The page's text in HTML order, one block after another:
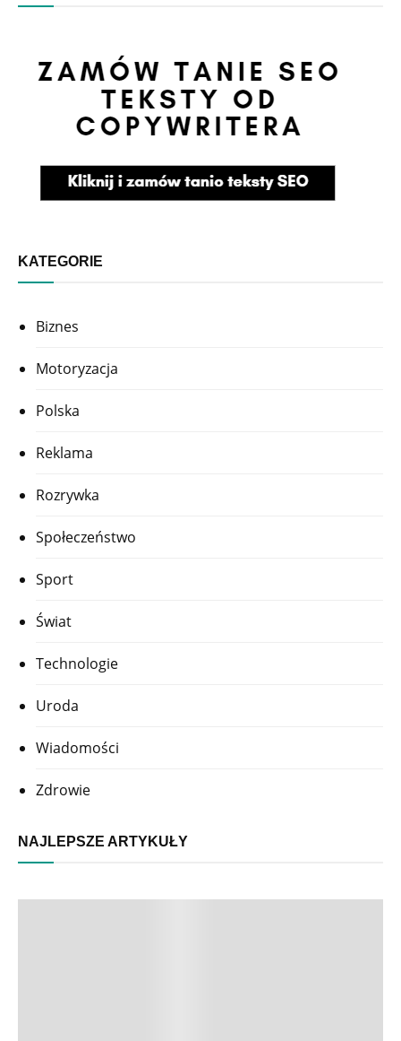
KATEGORIE
Biznes
Motoryzacja
Polska
Reklama
Rozrywka
Społeczeństwo
Sport
Świat
Technologie
Uroda
Wiadomości
Zdrowie
NAJLEPSZE ARTYKUŁY